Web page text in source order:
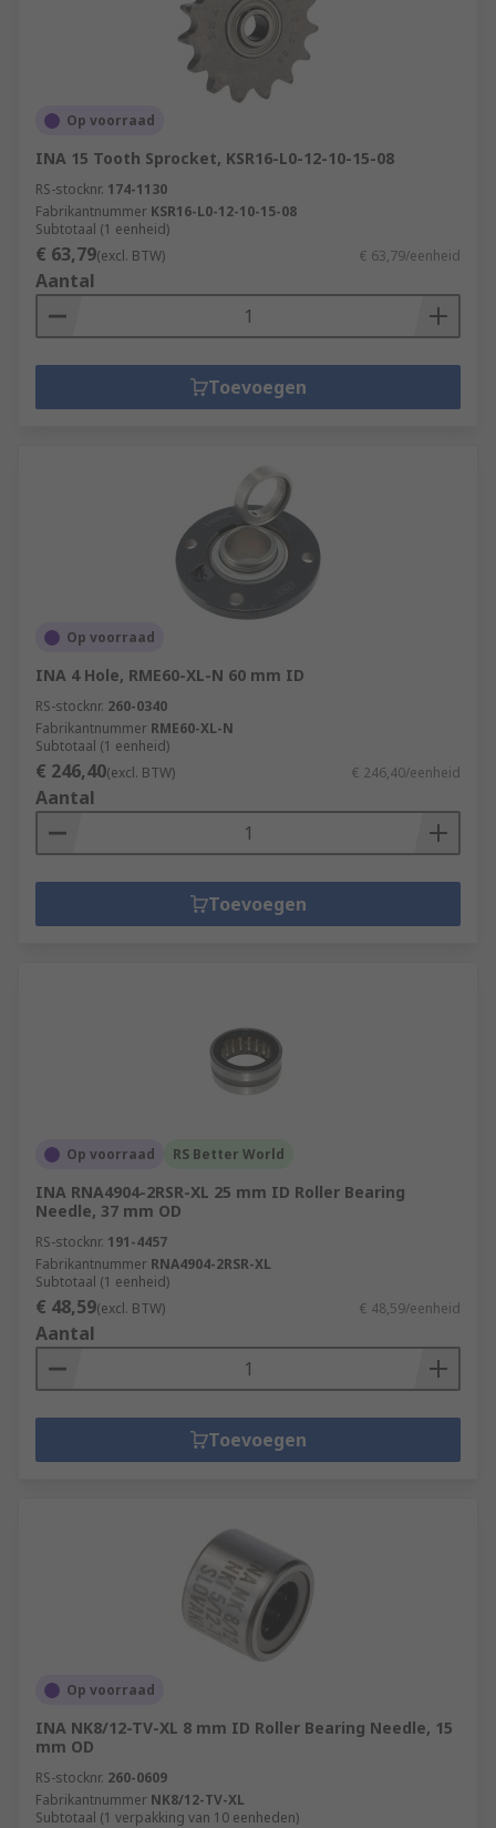
Op voorraad
INA 15 Tooth Sprocket, KSR16-L0-12-10-15-08
RS-stocknr. 174-1130
Fabrikantnummer KSR16-L0-12-10-15-08
Subtotaal (1 eenheid)
€ 63,79(excl. BTW) € 63,79/eenheid
Aantal
Toevoegen
Op voorraad
INA 4 Hole, RME60-XL-N 60 mm ID
RS-stocknr. 260-0340
Fabrikantnummer RME60-XL-N
Subtotaal (1 eenheid)
€ 246,40(excl. BTW) € 246,40/eenheid
Aantal
Toevoegen
Op voorraad RS Better World
INA RNA4904-2RSR-XL 25 mm ID Roller Bearing
Needle, 37 mm OD
RS-stocknr. 191-4457
Fabrikantnummer RNA4904-2RSR-XL
Subtotaal (1 eenheid)
€ 48,59(excl. BTW) € 48,59/eenheid
Aantal
Toevoegen
Op voorraad
INA NK8/12-TV-XL 8 mm ID Roller Bearing Needle, 15
mm OD
RS-stocknr. 260-0609
Fabrikantnummer NK8/12-TV-XL
Subtotaal (1 verpakking van 10 eenheden)